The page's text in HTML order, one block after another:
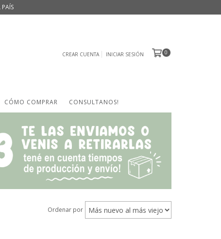
CREAR CUENTA INICIAR SESIÓN 0
CÓMO COMPRAR CONSULTANOS!
Ordenar por